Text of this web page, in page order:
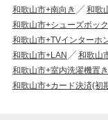
和歌山市+南向き
和歌
和歌山市+シューズボッ
和歌山市+TVインターホ
和歌山市+LAN
和歌山
和歌山市+室内洗濯機置
和歌山市+カード決済(初